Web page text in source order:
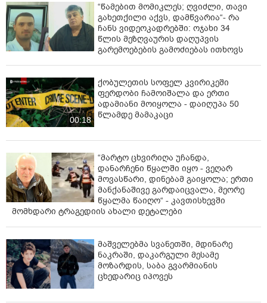
“წამებით მომიკლეს; ღვიძლი, თავი
გახეთქილი აქვს, დამწვარია“- რა
ჩანს ვიდეოკადრებში: ოჯახი 34
წლის მეზღვაურის დაღუპვის
გარემოებების გამოძიებას ითხოვს
00:18
ქობულეთის სოფელ კვირიკეში
ფერდობი ჩამოიშალა და ერთი
ადამიანი მოიყოლა - დაიღუპა 50
წლამდე მამაკაცი
“მარტო ცხვირიღა უჩანდა,
დანარჩენი წყალში იყო - ვეღარ
მოვასწარი, დინებამ გაიყოლა; ერთი
მანქანაშივე გარდაიცვალა, მეორე
წყალმა წაიღო“ - კავთისხევში
მომხდარი ტრაგედიის ახალი დეტალები
მაშველებმა სვანეთში, მდინარე
ნაკრაში, დაკარგული მესამე
მოზარდის, საბა გვარმიანის
ცხედარიც იპოვეს